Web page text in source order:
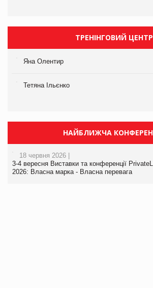
ТРЕНІНГОВИЙ ЦЕНТР
Яна Олентир
Тетяна Ільєнко
НАЙБЛИЖЧА
18 червня 2026 |
3-4 вересня Виставки та конференції
2026: Власна марка - Власна перевага